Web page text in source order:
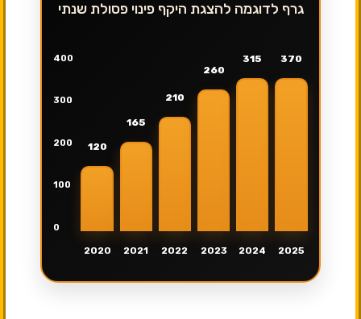
גרף לדוגמה להצגת היקף פינוי פסולת שנתי
400
300
200
100
0
120
2020
165
2021
210
2022
260
2023
315
2024
370
2025